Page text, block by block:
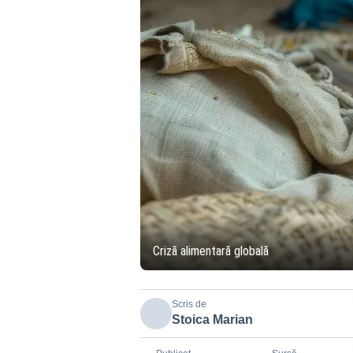
Criză alimentară globală
Scris de
Stoica Marian